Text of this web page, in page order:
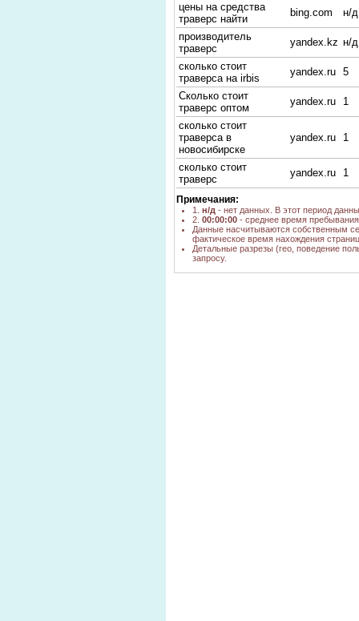
цены на средства
траверс найти
bing.com
н/д
производитель
траверс
yandex.kz н/д
сколько стоит
траверса на irbis
yandex.ru 5
Сколько стоит
траверс оптом
yandex.ru
1
сколько стоит
траверса в
новосибирске
yandex.ru 1
сколько стоит
траверс
yandex.ru 1
Примечания:
1. н/д - нет данных. В этот период
2. 00:00:00 - среднее время
Данные насчитываются собственным
фактическое время нахождения
Детальные разрезы (гео, поведение
запросу.